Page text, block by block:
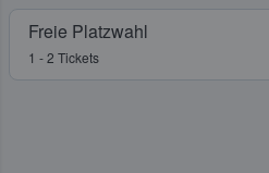
Freie Platzwahl
1 - 2 Tickets